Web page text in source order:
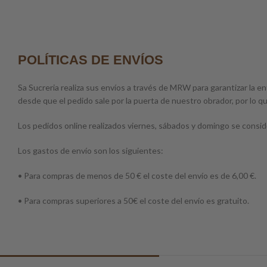
POLÍTICAS DE ENVÍOS
Sa Sucreria realiza sus envíos a través de MRW para garantizar la
desde que el pedido sale por la puerta de nuestro obrador, por lo
Los pedidos online realizados viernes, sábados y domingo se
Los gastos de envío son los siguientes:
• Para compras de menos de 50 € el coste del envío es de 6,00 €.
• Para compras superiores a 50€ el coste del envío es gratuito.